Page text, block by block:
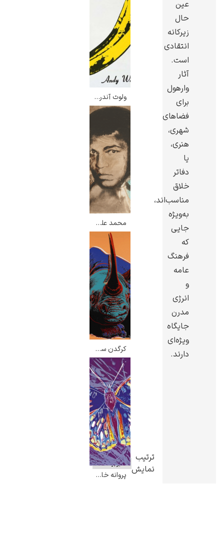
عین
حال
زیرکانه
انتقادی
است.
آثار
وارهول
برای
فضاهای
شهری،
هنری،
یا
دفاتر
خلاق
مناسب‌اند،
به‌ویژه
جایی
که
فرهنگ
عامه
و
انرژی
مدرن
جایگاه
ویژه‌ای
دارند.
ترتیب
نمایش
ولوت آندرگراوند و نیکو – اندی وارهول
محمد علی کلی – اندی وارهول
کرگدن سیاه – اندی وارهول
پروانه خال نقره ای سان فرانسیسکو – اندی وارهول